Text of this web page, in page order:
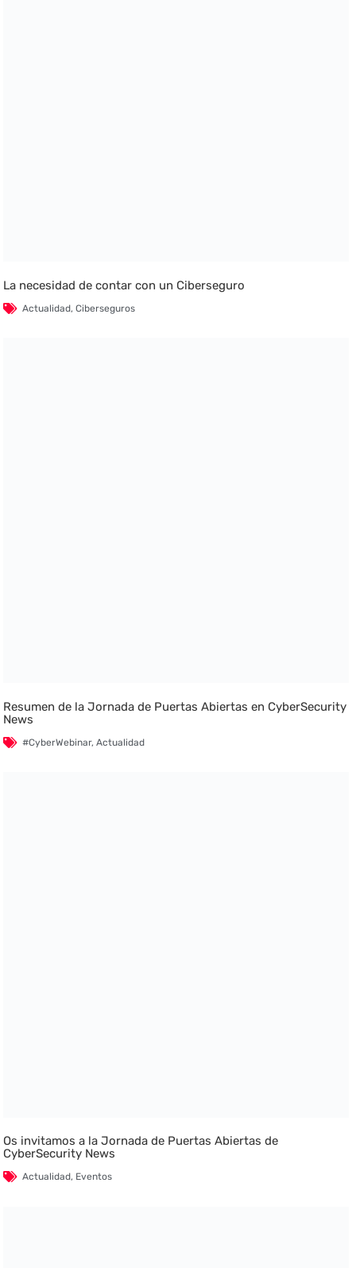
La necesidad de contar con un Ciberseguro
Actualidad,Ciberseguros
Resumen de la Jornada de Puertas Abiertas en CyberSecurity
News
#CyberWebinar,Actualidad
Os invitamos a la Jornada de Puertas Abiertas de
CyberSecurity News
Actualidad, Eventos